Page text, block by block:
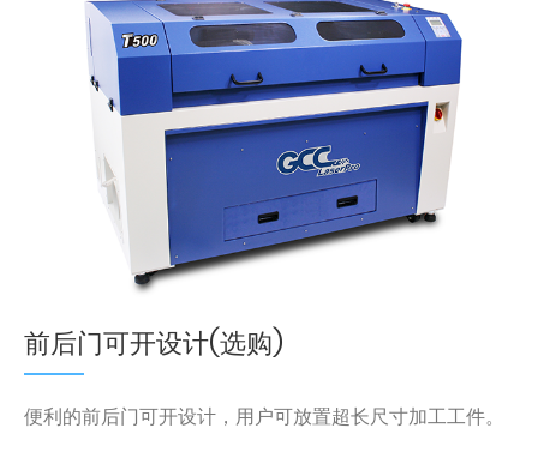
前后门可开设计(选购)
便利的前后门可开设计，用户可放置超长尺寸加工工件。